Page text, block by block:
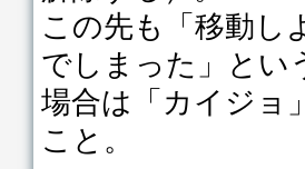
この先も「移動し
でしまった」とい
場合は「カイジョ
こと。